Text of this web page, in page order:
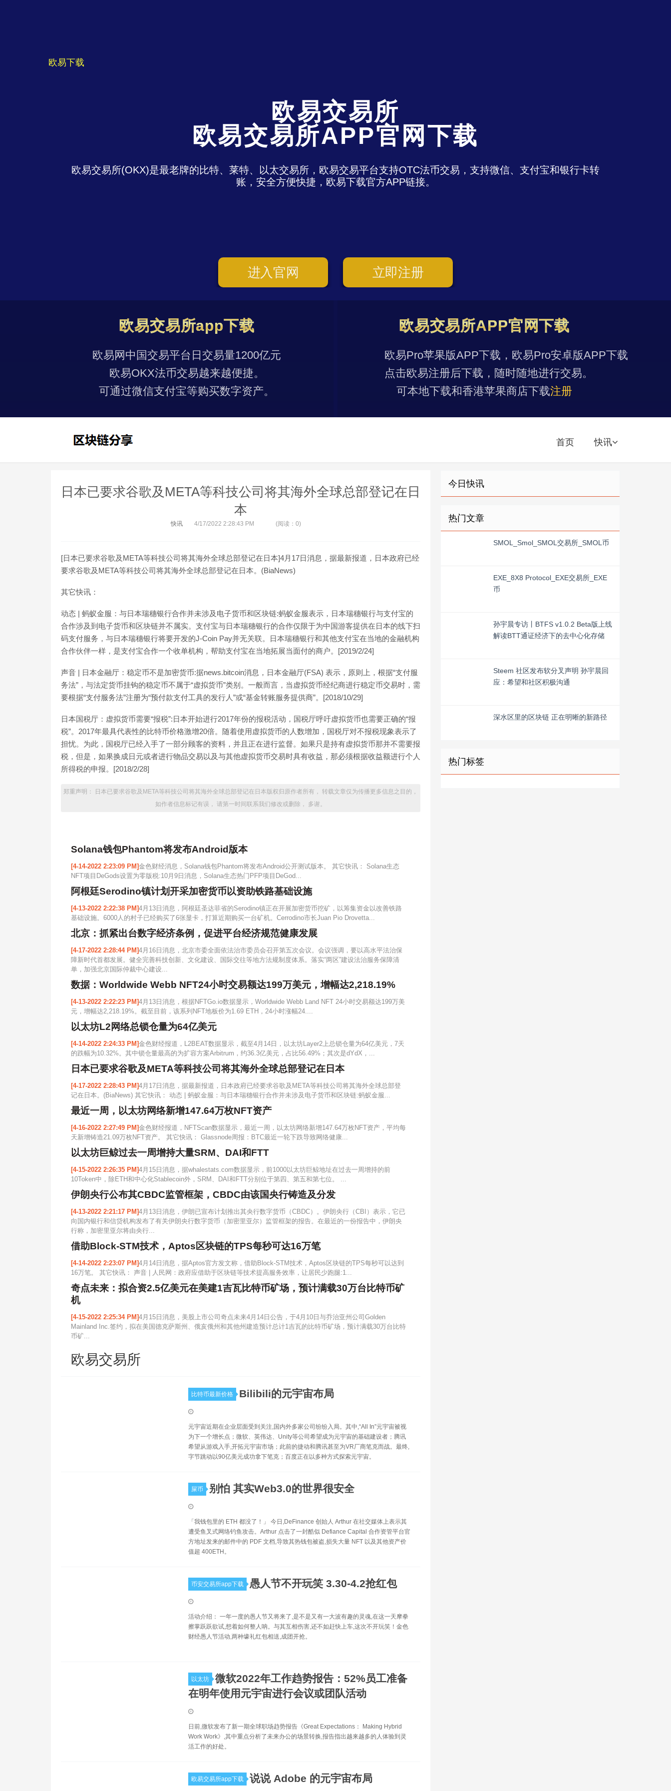
欧易下载
欧易交易所
欧易交易所APP官网下载
欧易交易所(OKX)是最老牌的比特、莱特、以太交易所，欧易交易平台支持OTC法币交易，支持微信、支付宝和银行卡转
账，安全方便快捷，欧易下载官方APP链接。
进入官网 立即注册
欧易交易所app下载
欧易网中国交易平台日交易量1200亿元
欧易OKX法币交易越来越便捷。
可通过微信支付宝等购买数字资产。
欧易交易所APP官网下载
欧易Pro苹果版APP下载，欧易Pro安卓版APP下载
点击欧易注册后下载，随时随地进行交易。
可本地下载和香港苹果商店下载注册
首页 快讯
日本已要求谷歌及META等科技公司将其海外全球总部登记在日
本
快讯 4/17/2022 2:28:43 PM (阅读：0)
[日本已要求谷歌及META等科技公司将其海外全球总部登记在日本]4月17日消息，据最新报道，日本政府已经
要求谷歌及META等科技公司将其海外全球总部登记在日本。(BiaNews)
其它快讯：
动态 | 蚂蚁金服：与日本瑞穗银行合作并未涉及电子货币和区块链:蚂蚁金服表示，日本瑞穗银行与支付宝的
合作涉及到电子货币和区块链并不属实。支付宝与日本瑞穗银行的合作仅限于为中国游客提供在日本的线下扫
码支付服务，与日本瑞穗银行将要开发的J-Coin Pay并无关联。日本瑞穗银行和其他支付宝在当地的金融机构
合作伙伴一样，是支付宝合作一个收单机构，帮助支付宝在当地拓展当面付的商户。[2019/2/24]
声音 | 日本金融厅：稳定币不是加密货币:据news.bitcoin消息，日本金融厅(FSA) 表示，原则上，根据“支付服
务法”，与法定货币挂钩的稳定币不属于“虚拟货币”类别。一般而言，当虚拟货币经纪商进行稳定币交易时，需
要根据“支付服务法”注册为“预付款支付工具的发行人”或“基金转账服务提供商”。[2018/10/29]
日本国税厅：虚拟货币需要“报税”:日本开始进行2017年份的报税活动，国税厅呼吁虚拟货币也需要正确的“报
税”。2017年最具代表性的比特币价格激增20倍。随着使用虚拟货币的人数增加，国税厅对不报税现象表示了
担忧。为此，国税厅已经入手了一部分顾客的资料，并且正在进行监督。如果只是持有虚拟货币那并不需要报
税，但是，如果换成日元或者进行物品交易以及与其他虚拟货币交易时具有收益，那必须根据收益额进行个人
所得税的申报。[2018/2/28]
郑重声明： 日本已要求谷歌及META等科技公司将其海外全球总部登记在日本版权归原作者所有， 转载文章仅为传播更多信息之目的，
如作者信息标记有误， 请第一时间联系我们修改或删除， 多谢。
Solana钱包Phantom将发布Android版本
[4-14-2022 2:23:09 PM]金色财经消息，Solana钱包Phantom将发布Android公开测试版本。 其它快讯： Solana生态
NFT项目DeGods设置为零版税:10月9日消息，Solana生态热门PFP项目DeGod...
阿根廷Serodino镇计划开采加密货币以资助铁路基础设施
[4-13-2022 2:22:38 PM]4月13日消息，阿根廷圣达菲省的Serodino镇正在开展加密货币挖矿，以筹集资金以改善铁路
基础设施。6000人的村子已经购买了6张显卡，打算近期购买一台矿机。Cerrodino市长Juan Pio Drovetta...
北京：抓紧出台数字经济条例，促进平台经济规范健康发展
[4-17-2022 2:28:44 PM]4月16日消息，北京市委全面依法治市委员会召开第五次会议。会议强调，要以高水平法治保
障新时代首都发展。健全完善科技创新、文化建设、国际交往等地方法规制度体系。落实“两区”建设法治服务保障清
单，加强北京国际仲裁中心建设...
数据：Worldwide Webb NFT24小时交易额达199万美元，增幅达2,218.19%
[4-13-2022 2:22:23 PM]4月13日消息，根据NFTGo.io数据显示，Worldwide Webb Land NFT 24小时交易额达199万美
元，增幅达2,218.19%。截至目前，该系列NFT地板价为1.69 ETH，24小时涨幅24....
以太坊L2网络总锁仓量为64亿美元
[4-14-2022 2:24:33 PM]金色财经报道，L2BEAT数据显示，截至4月14日，以太坊Layer2上总锁仓量为64亿美元，7天
的跌幅为10.32%。其中锁仓量最高的为扩容方案Arbitrum，约36.3亿美元，占比56.49%；其次是dYdX，...
日本已要求谷歌及META等科技公司将其海外全球总部登记在日本
[4-17-2022 2:28:43 PM]4月17日消息，据最新报道，日本政府已经要求谷歌及META等科技公司将其海外全球总部登
记在日本。(BiaNews) 其它快讯： 动态 | 蚂蚁金服：与日本瑞穗银行合作并未涉及电子货币和区块链:蚂蚁金服...
最近一周，以太坊网络新增147.64万枚NFT资产
[4-16-2022 2:27:49 PM]金色财经报道，NFTScan数据显示，最近一周，以太坊网络新增147.64万枚NFT资产，平均每
天新增铸造21.09万枚NFT资产。 其它快讯： Glassnode周报：BTC最近一轮下跌导致网络健康...
以太坊巨鲸过去一周增持大量SRM、DAI和FTT
[4-15-2022 2:26:35 PM]4月15日消息，据whalestats.com数据显示，前1000以太坊巨鲸地址在过去一周增持的前
10Token中，除ETH和中心化Stablecoin外，SRM、DAI和FTT分别位于第四、第五和第七位。 ...
伊朗央行公布其CBDC监管框架，CBDC由该国央行铸造及分发
[4-13-2022 2:21:17 PM]4月13日消息，伊朗已宣布计划推出其央行数字货币（CBDC）。伊朗央行（CBI）表示，它已
向国内银行和信贷机构发布了有关伊朗央行数字货币（加密里亚尔）监管框架的报告。在最近的一份报告中，伊朗央
行称，加密里亚尔将由央行...
借助Block-STM技术，Aptos区块链的TPS每秒可达16万笔
[4-14-2022 2:23:07 PM]4月14日消息，据Aptos官方发文称，借助Block-STM技术，Aptos区块链的TPS每秒可以达到
16万笔。 其它快讯： 声音 | 人民网：政府应借助于区块链等技术提高服务效率，让居民少跑腿:1...
奇点未来：拟合资2.5亿美元在美建1吉瓦比特币矿场，预计满载30万台比特币矿
机
[4-15-2022 2:25:34 PM]4月15日消息，美股上市公司奇点未来4月14日公告，于4月10日与乔治亚州公司Golden
Mainland Inc.签约，拟在美国德克萨斯州、俄亥俄州和其他州建造预计总计1吉瓦的比特币矿场，预计满载30万台比特
币矿...
欧易交易所
比特币最新价格 Bilibili的元宇宙布局
元宇宙近期在企业层面受到关注,国内外多家公司纷纷入局。其中,“All In”元宇宙被视
为下一个增长点；微软、英伟达、Unity等公司希望成为元宇宙的基础建设者；腾讯
希望从游戏入手,开拓元宇宙市场；此前的捷动和腾讯甚至为VR厂商笔克而战。最终,
字节跳动以90亿美元成功拿下笔克；百度正在以多种方式探索元宇宙。
屎币 别怕 其实Web3.0的世界很安全
「我钱包里的 ETH 都没了！」 今日,DeFinance 创始人 Arthur 在社交媒体上表示其
遭受鱼叉式网络钓鱼攻击。Arthur 点击了一封酷似 Defiance Capital 合作资管平台官
方地址发来的邮件中的 PDF 文档,导致其热钱包被盗,损失大量 NFT 以及其他资产价
值超 400ETH。
币安交易所app下载 愚人节不开玩笑 3.30-4.2抢红包
活动介绍： 一年一度的愚人节又将来了,是不是又有一大波有趣的灵魂,在这一天摩拳
擦掌跃跃欲试,想着如何整人呐。与其互相伤害,还不如赶快上车,这次不开玩笑！金色
财经愚人节活动,两种壕礼红包相送,成团开抢。
以太坊
微软2022年工作趋势报告：52%员工准备
在明年使用元宇宙进行会议或团队活动
日前,微软发布了新一期全球职场趋势报告《Great Expectations： Making Hybrid
Work Work》,其中重点分析了未来办公的场景转换,报告指出越来越多的人体验到灵
活工作的好处。
欧易交易所app下载 说说 Adob​​e 的元宇宙布局
今日快讯
热门文章
SMOL_Smol_SMOL交易所_SMOL币
EXE_8X8 Protocol_EXE交易所_EXE
币
孙宇晨专访丨BTFS v1.0.2 Beta版上线
解读BTT通证经济下的去中心化存储
Steem 社区发布软分叉声明 孙宇晨回
应：希望和社区积极沟通
深水区里的区块链 正在明晰的新路径
热门标签